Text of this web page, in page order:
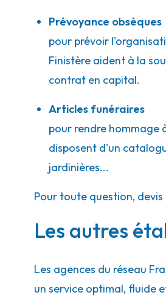
02 98 21 66 77
A votre écoute 24h/24
Funèbres et Marbrerie
l'agence
Prévoyance obsèques
pour prévoir
Finistère aident à la
contrat en capital.
Articles funéraires
pour rendre hommage
disposent d'un
jardinières...
Pour toute question,
Les autres
Les agences du réseau
un service optimal, fluide